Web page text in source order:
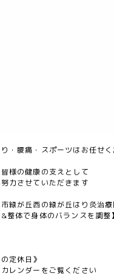
り・腰痛・スポーツはお任せ
様の健康の支えとして
力させていただきます
緑が丘西の緑が丘はり灸治
&整体で身体のバランスを調整
定休日》
レンダーをご覧ください